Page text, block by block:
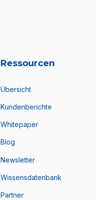
Ressourcen
Übersicht
Kundenberichte
Whitepaper
Blog
Newsletter
Wissensdatenbank
Partner